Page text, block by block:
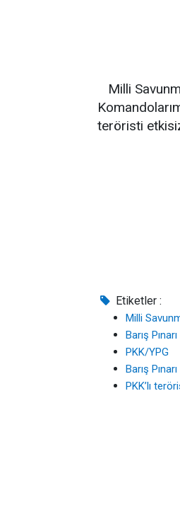
Milli
teröristi
Etiketler :
Milli
Barış Pınarı
PKK/YPG
Barış
PKK’lı